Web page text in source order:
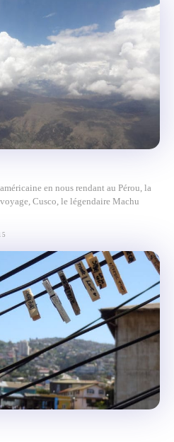
en nous rendant au Pérou, la
Cusco, le légendaire Machu